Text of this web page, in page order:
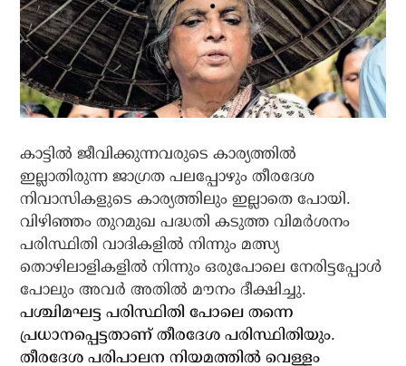
കാട്ടില്‍ ജീവിക്കുന്നവരുടെ കാര്യത്തില്‍
ഇല്ലാതിരുന്ന ജാഗ്രത പലപ്പോഴും തീരദേശ
നിവാസികളുടെ കാര്യത്തിലും ഇല്ലാതെ പോയി.
വിഴിഞ്ഞം തുറമുഖ പദ്ധതി കടുത്ത വിമര്‍ശനം
പരിസ്ഥിതി വാദികളില്‍ നിന്നും മത്സ്യ
തൊഴിലാളികളില്‍ നിന്നും ഒരുപോലെ നേരിട്ടപ്പോള്‍
പോലും അവര്‍ അതില്‍ മൗനം ദീക്ഷിച്ചു.
പശ്ചിമഘട്ട പരിസ്ഥിതി പോലെ തന്നെ
പ്രധാനപ്പെട്ടതാണ് തീരദേശ പരിസ്ഥിതിയും.
തീരദേശ പരിപാലന നിയമത്തില്‍ വെള്ളം